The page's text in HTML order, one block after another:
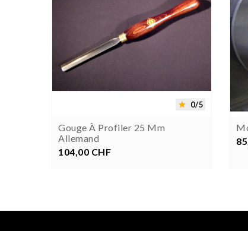
 0/5
Gouge À Profiler 25 Mm
Allemand
Prix
104,00 CHF
 